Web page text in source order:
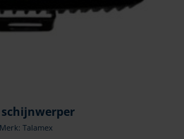
schijnwerper
Merk: Talamex